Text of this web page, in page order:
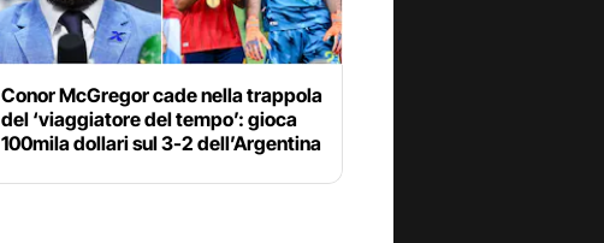
Conor McGregor cade nella trappola
del ‘viaggiatore del tempo’: gioca
100mila dollari sul 3-2 dell’Argentina